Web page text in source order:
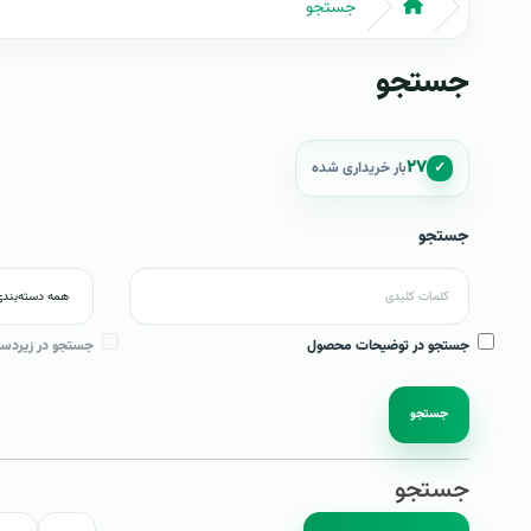
جستجو
جستجو
✓ ۲۷بار خریداری شده
جستجو
جستجو در توضیحات محصول جستجو در
جستجو
جستجو